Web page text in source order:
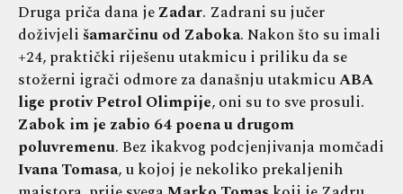
Druga priča dana jeZadar. Zadrani su jučer
doživjelišamarčinu od Zaboka. Nakon što su imali
+24, praktički riješenu utakmicu i priliku da se
stožerni igrači odmore za današnju utakmicuABA
lige protiv Petrol Olimpije, oni su to sve prosuli.
Zabok im je zabio 64 poena u drugom
poluvremenu. Bez ikakvog podcjenjivanja momčadi
Ivana Tomasa, u kojoj je nekoliko prekaljenih